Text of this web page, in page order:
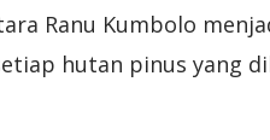
Ranu Kumbolo
hutan pinus yang